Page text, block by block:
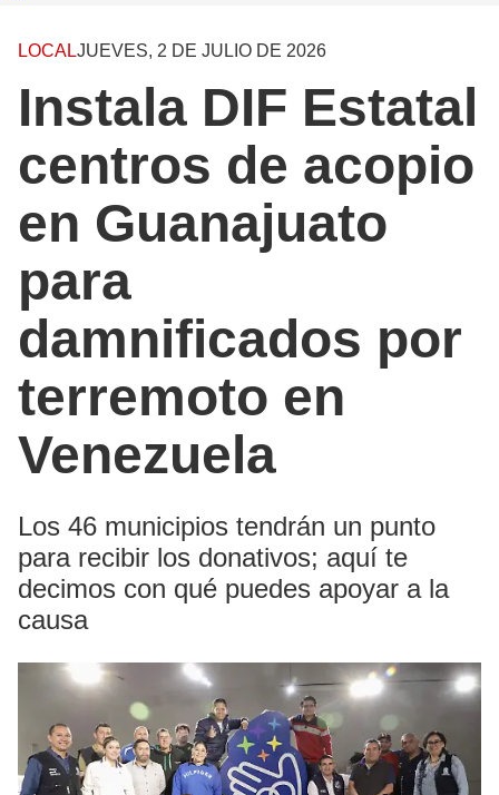
LOCALJUEVES, 2 DE JULIO DE 2026
Instala DIF Estatal
centros de acopio
en Guanajuato
para
damnificados por
terremoto en
Venezuela
Los 46 municipios tendrán un punto
para recibir los donativos; aquí te
decimos con qué puedes apoyar a la
causa